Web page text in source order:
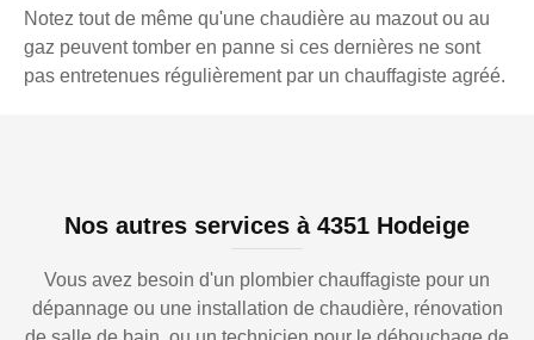
Notez tout de même qu'une chaudière au mazout ou au
gaz peuvent tomber en panne si ces dernières ne sont
pas entretenues régulièrement par un chauffagiste agréé.
Nos autres services à 4351 Hodeige
Vous avez besoin d'un plombier chauffagiste pour un
dépannage ou une installation de chaudière, rénovation